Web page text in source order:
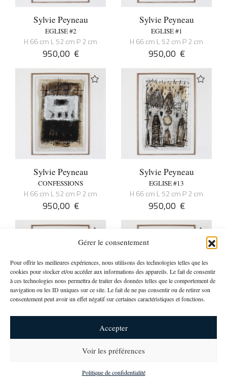
Gérer le consentement
Pour offrir les meilleures expériences, nous utilisons des technologies telles que les
cookies pour stocker et/ou accéder aux informations des appareils. Le fait de consentir
à ces technologies nous permettra de traiter des données telles que le comportement de
navigation ou les ID uniques sur ce site. Le fait de ne pas consentir ou de retirer son
consentement peut avoir un effet négatif sur certaines caractéristiques et fonctions.
Accepter
Voir les préférences
Politique de confidentialité
Sylvie Peyneau
EGLISE #2
H 66 cm L 52 cm P 2 cm
950,00 €
Sylvie Peyneau
EGLISE #1
H 66 cm L 52 cm P 2 cm
950,00 €
Sylvie Peyneau
CONFESSIONS
H 66 cm L 52 cm P 2 cm
950,00 €
Sylvie Peyneau
EGLISE #13
H 66 cm L 52 cm P 2 cm
950,00 €